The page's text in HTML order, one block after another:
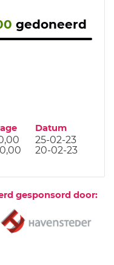
gedoneerd
Datum
25-02-23
20-02-23
gesponsord door: